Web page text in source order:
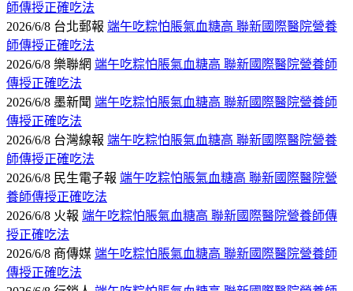
師傳授正確吃法
2026/6/8 台北郵報 端午吃粽怕脹氣血糖高 聯新國際醫院營養
師傳授正確吃法
2026/6/8 樂聯網 端午吃粽怕脹氣血糖高 聯新國際醫院營養師
傳授正確吃法
2026/6/8 墨新聞 端午吃粽怕脹氣血糖高 聯新國際醫院營養師
傳授正確吃法
2026/6/8 台灣線報 端午吃粽怕脹氣血糖高 聯新國際醫院營養
師傳授正確吃法
2026/6/8 民生電子報 端午吃粽怕脹氣血糖高 聯新國際醫院營
養師傳授正確吃法
2026/6/8 火報 端午吃粽怕脹氣血糖高 聯新國際醫院營養師傳
授正確吃法
2026/6/8 商傳媒 端午吃粽怕脹氣血糖高 聯新國際醫院營養師
傳授正確吃法